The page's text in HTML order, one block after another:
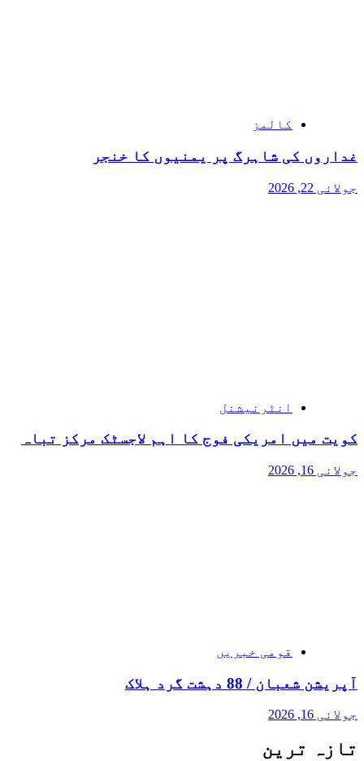
کالمز
غداروں کی شاہرگ پر یمنیوں کا خنجر
جولائی 22, 2026
انٹرنیشنل
کویت میں امریکی فوج کا اہم لاجسٹک مرکز تباہ
جولائی 16, 2026
قومی خبریں
آپریشن شعبان / 88 دہشت گرد ہلاک
جولائی 16, 2026
تازہ ترین